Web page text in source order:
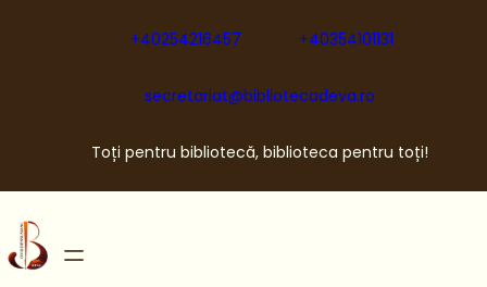
+40254216457 +40354101131
secretariat@bibliotecadeva.ro
Toți pentru bibliotecă, biblioteca pentru toți!